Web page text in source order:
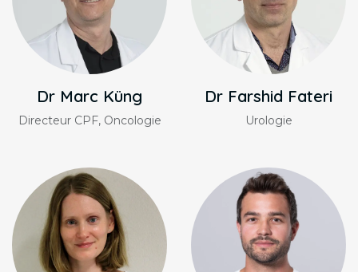
Dr Marc Küng
Directeur CPF, Oncologie
Dr Farshid Fateri
Urologie